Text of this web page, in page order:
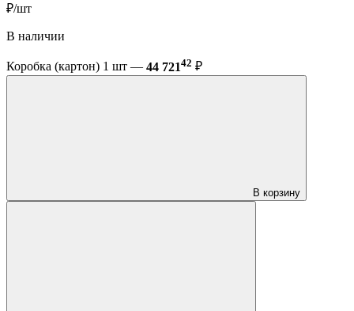
₽/шт
В наличии
Коробка (картон) 1 шт — 44 72142 ₽
В корзину